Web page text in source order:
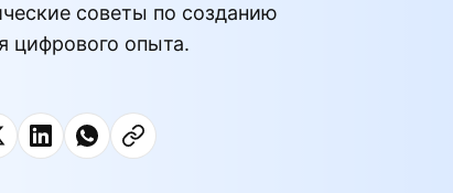
советы по созданию
цифрового опыта.